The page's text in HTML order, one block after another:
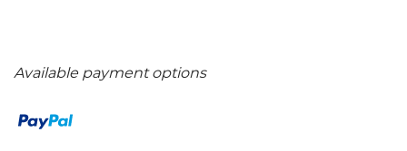
Available payment options